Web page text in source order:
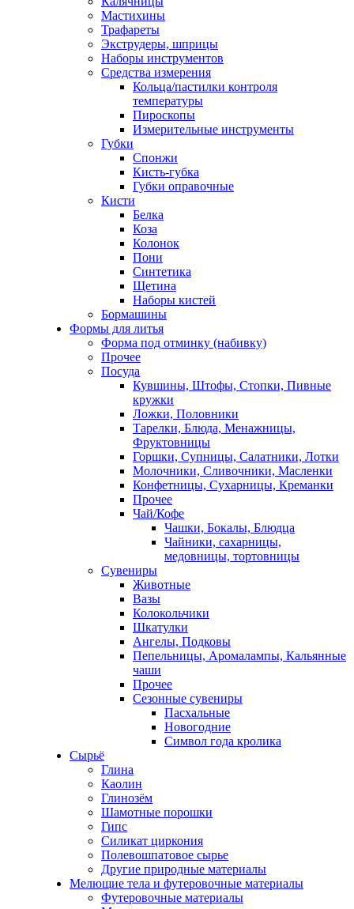
Мастихины
Трафареты
Экструдеры, шприцы
Наборы инструментов
Средства измерения
Кольца/пастилки контроля
температуры
Пироскопы
Измерительные инструменты
Губки
Спонжи
Кисть-губка
Губки оправочные
Кисти
Белка
Коза
Колонок
Пони
Синтетика
Щетина
Наборы кистей
Бормашины
Формы для литья
Форма под отминку (набивку)
Прочее
Посуда
Кувшины, Штофы, Стопки, Пивные
кружки
Ложки, Половники
Тарелки, Блюда, Менажницы,
Фруктовницы
Горшки, Супницы, Салатники, Лотки
Молочники, Сливочники, Масленки
Конфетницы, Сухарницы, Креманки
Прочее
Чай/Кофе
Чашки, Бокалы, Блюдца
Чайники, сахарницы,
медовницы, тортовницы
Сувениры
Животные
Вазы
Колокольчики
Шкатулки
Ангелы, Подковы
Пепельницы, Аромалампы, Кальянные
чаши
Прочее
Сезонные сувениры
Пасхальные
Новогодние
Символ года кролика
Сырьё
Глина
Каолин
Глинозём
Шамотные порошки
Гипс
Силикат циркония
Полевошпатовое сырье
Другие природные материалы
Мелющие тела и футеровочные материалы
Футеровочные материалы